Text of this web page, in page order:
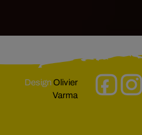
DesignOlivier
Varma